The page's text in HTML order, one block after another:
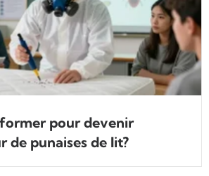
pour devenir
de punaises de lit?